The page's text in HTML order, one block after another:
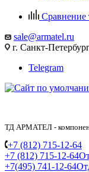
Сравнение
sale@armatel.ru
г. Санкт-
Telegram
ТД АРМАТЕЛ -
+7 (812) 715-12-64
+7 (812) 715-12-64
+7(495) 741-12-64